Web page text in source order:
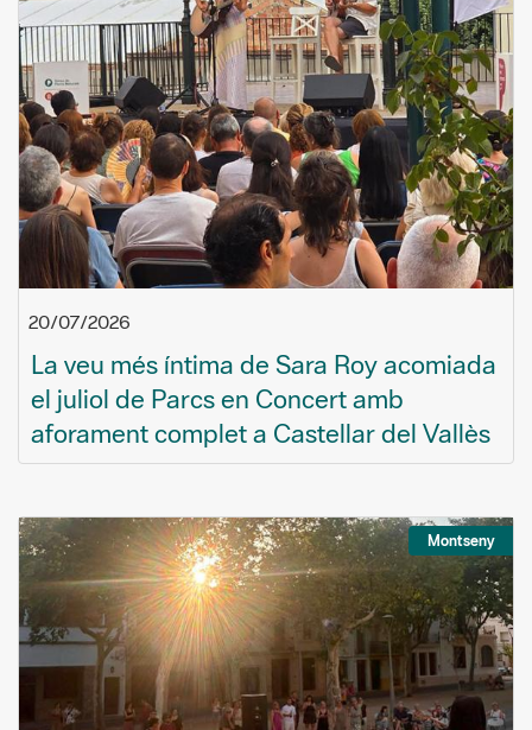
20/07/2026
La veu més íntima de Sara Roy acomiada
el juliol de Parcs en Concert amb
aforament complet a Castellar del Vallès
Montseny